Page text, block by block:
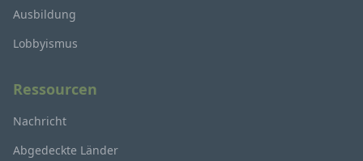
Ausbildung
Lobbyismus
Ressourcen
Nachricht
Abgedeckte Länder